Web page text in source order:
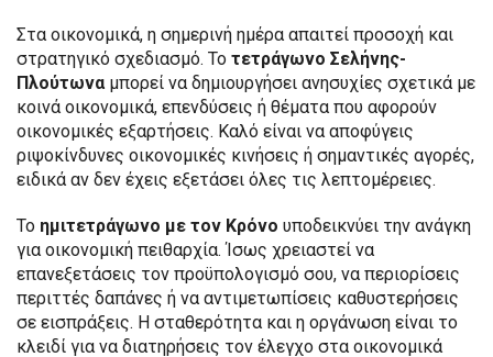
Στα οικονομικά, η σημερινή ημέρα απαιτεί προσοχή και
στρατηγικό σχεδιασμό. Το τετράγωνο Σελήνης-
Πλούτωναμπορεί να δημιουργήσει ανησυχίες σχετικά με
κοινά οικονομικά, επενδύσεις ή θέματα που αφορούν
οικονομικές εξαρτήσεις. Καλό είναι να αποφύγεις
ριψοκίνδυνες οικονομικές κινήσεις ή σημαντικές αγορές,
ειδικά αν δεν έχεις εξετάσει όλες τις λεπτομέρειες.
Το ημιτετράγωνο με τον Κρόνο υποδεικνύει την ανάγκη
για οικονομική πειθαρχία. Ίσως χρειαστεί να
επανεξετάσεις τον προϋπολογισμό σου, να περιορίσεις
περιττές δαπάνες ή να αντιμετωπίσεις καθυστερήσεις
σε εισπράξεις. Η σταθερότητα και η οργάνωση είναι το
κλειδί για να διατηρήσεις τον έλεγχο στα οικονομικά